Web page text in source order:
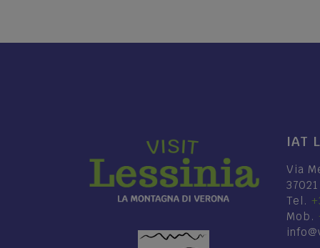
IAT
Via
Tel.
Mob.